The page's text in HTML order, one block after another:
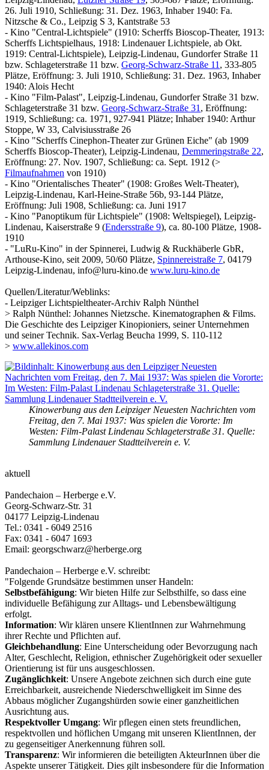
26. Juli 1910, Schließung: 31. Dez. 1963, Inhaber 1940: Fa.
Nitzsche & Co., Leipzig S 3, Kantstraße 53
- Kino "Central-Lichtspiele" (1910: Scherffs Bioscop-Theater, 1913:
Scherffs Lichtspielhaus, 1918: Lindenauer Lichtspiele, ab Okt.
1919: Central-Lichtspiele), Leipzig-Lindenau, Gundorfer Straße 11
bzw. Schlageterstraße 11 bzw. Georg-Schwarz-Straße 11, 333-805
Plätze, Eröffnung: 3. Juli 1910, Schließung: 31. Dez. 1963, Inhaber
1940: Alois Hecht
- Kino "Film-Palast", Leipzig-Lindenau, Gundorfer Straße 31 bzw.
Schlageterstraße 31 bzw. Georg-Schwarz-Straße 31, Eröffnung:
1919, Schließung: ca. 1971, 927-941 Plätze; Inhaber 1940: Arthur
Stoppe, W 33, Calvisiusstraße 26
- Kino "Scherffs Cinephon-Theater zur Grünen Eiche" (ab 1909
Scherffs Bioscop-Theater), Leipzig-Lindenau, Demmeringstraße 22,
Eröffnung: 27. Nov. 1907, Schließung: ca. Sept. 1912 (>
Filmaufnahmen von 1910)
- Kino "Orientalisches Theater" (1908: Großes Welt-Theater),
Leipzig-Lindenau, Karl-Heine-Straße 56b, 93-144 Plätze,
Eröffnung: Juli 1908, Schließung: ca. Juni 1917
- Kino "Panoptikum für Lichtspiele" (1908: Weltspiegel), Leipzig-
Lindenau, Kaiserstraße 9 (Endersstraße 9), ca. 80-100 Plätze, 1908-
1910
- "LuRu-Kino" in der Spinnerei, Ludwig & Ruckhäberle GbR,
Arthouse-Kino, seit 2009, 50/60 Plätze, Spinnereistraße 7, 04179
Leipzig-Lindenau, info@luru-kino.de www.luru-kino.de
Quellen/Literatur/Weblinks:
- Leipziger Lichtspieltheater-Archiv Ralph Nünthel
> Ralph Nünthel: Johannes Nietzsche. Kinematographen & Films.
Die Geschichte des Leipziger Kinopioniers, seiner Unternehmen
und seiner Technik. Sax-Verlag Beucha 1999, S. 110-112
> www.allekinos.com
Kinowerbung aus den Leipziger Neuesten Nachrichten vom
Freitag, den 7. Mai 1937: Was spielen die Vororte: Im
Westen: Film-Palast Lindenau Schlageterstraße 31. Quelle:
Sammlung Lindenauer Stadtteilverein e. V.
aktuell
Pandechaion – Herberge e.V.
Georg-Schwarz-Str. 31
04177 Leipzig-Lindenau
Tel.: 0341 - 6049 2516
Fax: 0341 - 6047 1693
Email: georgschwarz@herberge.org
Pandechaion – Herberge e.V. schreibt:
"Folgende Grundsätze bestimmen unser Handeln:
Selbstbefähigung: Wir bieten Hilfe zur Selbsthilfe, so dass eine
individuelle Befähigung zur Alltags- und Lebensbewältigung
erfolgt.
Information: Wir klären unsere KlientInnen zur Wahrnehmung
ihrer Rechte und Pflichten auf.
Gleichbehandlung: Eine Unterscheidung oder Bevorzugung nach
Alter, Geschlecht, Religion, ethnischer Zugehörigkeit oder sexueller
Orientierung ist für uns ausgeschlossen.
Zugänglichkeit: Unsere Angebote zeichnen sich durch eine gute
Erreichbarkeit, ausreichende Niederschwelligkeit im Sinne des
Abbaus möglicher Zugangshürden sowie einer ganzheitlichen
Ausrichtung aus.
Respektvoller Umgang: Wir pflegen einen stets freundlichen,
respektvollen und höflichen Umgang mit unseren KlientInnen, der
zu gegenseitiger Anerkennung führen soll.
Transparenz: Wir informieren die beteiligten AkteurInnen über die
Aspekte unserer Tätigkeit. Dies gilt insbesondere für die Information